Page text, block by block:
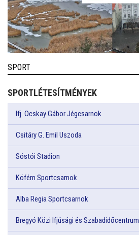
SPORT
SPORTLÉTESÍTMÉNYEK
Ifj. Ocskay Gábor Jégcsarnok
Csitáry G. Emil Uszoda
Sóstói Stadion
Köfém Sportcsarnok
Alba Regia Sportcsarnok
Bregyó Közi Ifjúsági és Szabadidőcentrum